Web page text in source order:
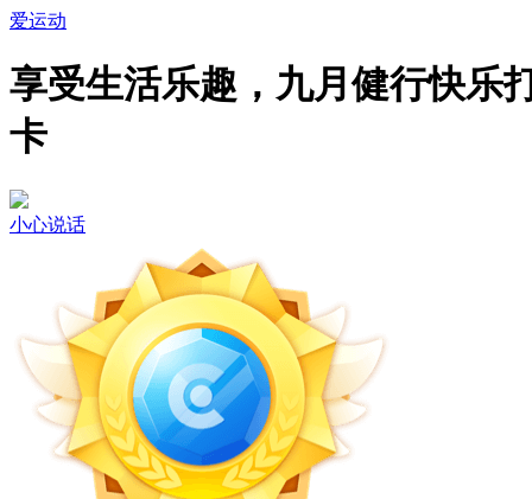
爱运动
享受生活乐趣，九月健行快乐
卡
小心说话